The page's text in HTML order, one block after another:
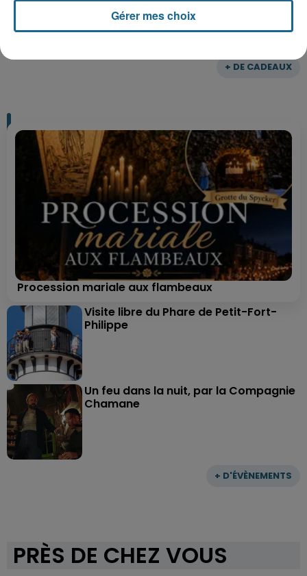
+ DE CADEAUX
+ D'ÉVÈNEMENTS
Procession mariale aux flambeaux
Visite libre du Phare de Petit-Fort-
Philippe
Un feu dans la nuit, par la Compagnie
Chamane
PRÈS DE CHEZ VOUS
Gérer mes choix